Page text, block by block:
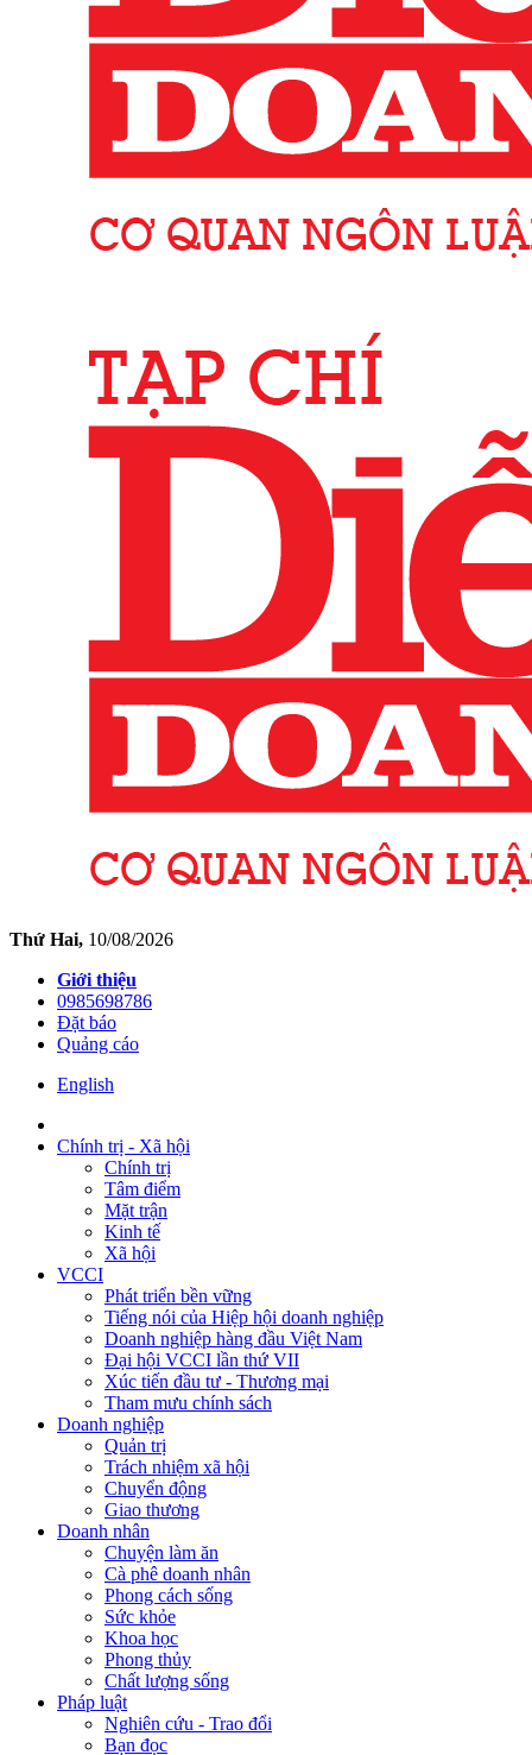
Hà Tĩnh36°C
Hải Phòng35°C
Hồ Chí Minh 31°C
Hưng Yên36°C
Lâm Đồng 19°C
Lạng Sơn 30°C
Nghệ An36°C
Phú Thọ37°C
Quảng Ninh34°C
Quảng Trị29°C
Sơn La30°C
Tây Ninh32°C
Thái Nguyên37°C
Thanh Hóa36°C
Tuyên Quang36°C
Vĩnh Long